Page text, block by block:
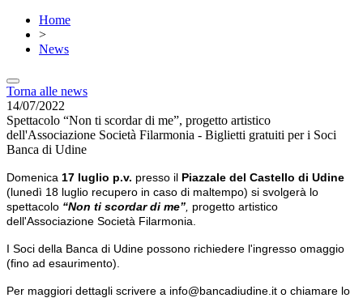
Home
>
News
Torna alle news
14/07/2022
Spettacolo “Non ti scordar di me”, progetto artistico
dell'Associazione Società Filarmonia - Biglietti gratuiti per i Soci
Banca di Udine
Domenica 17 luglio p.v. presso il Piazzale del Castello di Udine
(lunedì 18 luglio recupero in caso di maltempo) si svolgerà lo
spettacolo “Non ti scordar di me” progetto artistico
dell'Associazione Società Filarmonia.
I Soci della Banca di Udine possono richiedere l'ingresso omaggio
(fino ad esaurimento).
Per maggiori dettagli scrivere a info@bancadiudine.it o chiamare lo